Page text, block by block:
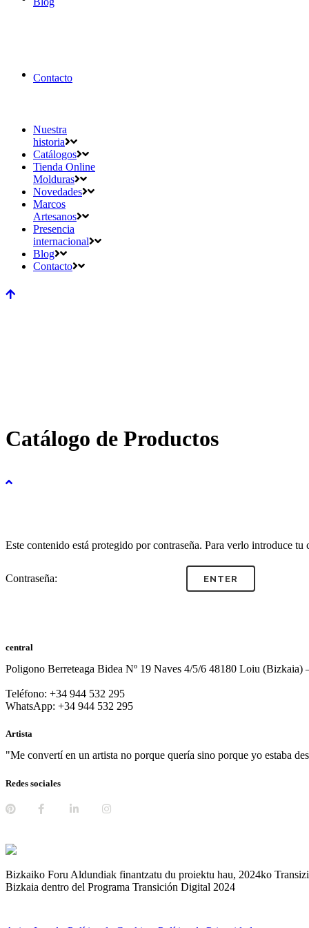
Contacto
Nuestra
historia
Catálogos
Tienda Online
Molduras
Novedades
Marcos
Artesanos
Presencia
internacional
Blog
Contacto
Catálogo de Productos
Este contenido está protegido por contraseña. Para verlo introduce tu
Contraseña:
central
Poligono Berreteaga Bidea Nº 19 Naves 4/5/6 48180 Loiu (Bizkaia)
Teléfono: +34 944 532 295
WhatsApp: +34 944 532 295
Artista
"Me convertí en un artista no porque quería sino porque yo estaba
Redes sociales
Bizkaiko Foru Aldundiak finantzatu du proiektu hau, 2024ko
Bizkaia dentro del Programa Transición Digital 2024